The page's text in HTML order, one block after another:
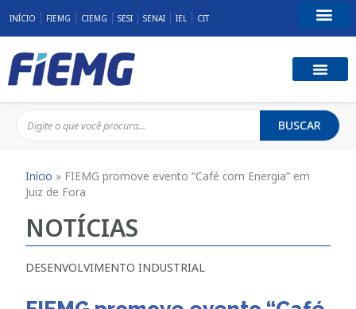
INÍCIO FIEMG CIEMG SESI SENAI IEL CIT
BUSCAR
Início » FIEMG promove evento “Café com Energia” em
Juiz de Fora
NOTÍCIAS
DESENVOLVIMENTO INDUSTRIAL